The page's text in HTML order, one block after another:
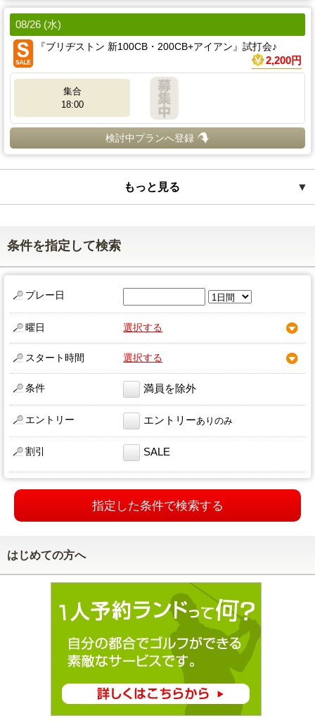
08/26 (水)
『ブリヂストン 新100CB・200CB+アイアン』試打会♪
2,200円
集合
18:00
検討中プランへ登録
▼
もっと見る
条件を指定して検索
プレー日
曜日 選択する
スタート時間 選択する
条件 満員を除外
エントリー エントリーありのみ
割引 SALE
指定した条件で検索する
はじめての方へ